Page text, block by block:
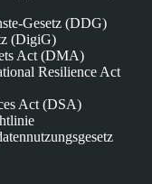
Gesetz (DDG)
(DigiG)
Act (DMA)
Resilience Act
Act (DSA)